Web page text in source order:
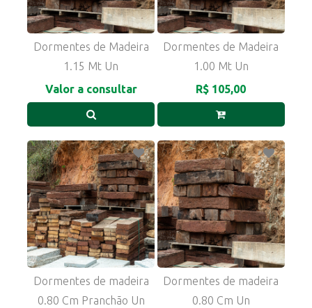
Dormentes de Madeira
1.15 Mt Un
Valor a consultar
Dormentes de Madeira
1.00 Mt Un
R$ 105,00
Dormentes de madeira
0.80 Cm Pranchão Un
Dormentes de madeira
0.80 Cm Un